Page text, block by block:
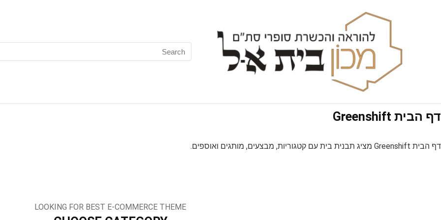
Search
for:
דף הבית Greenshift
דף הבית Greenshift מציג תבנית בית עם קטגוריות, מבצעים, מותגים ואוספים.
LOOKING FOR BEST E-COMMERCE THEME